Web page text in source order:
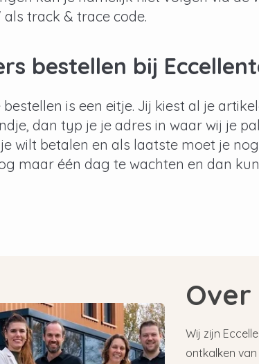
track & trace code.
bestellen bij
is een eitje. Jij kiest al je
dan typ je je adres in waar wij je
wilt betalen en als laatste moet je
maar één dag te wachten en dan
Over
Wij zijn
ontkalken